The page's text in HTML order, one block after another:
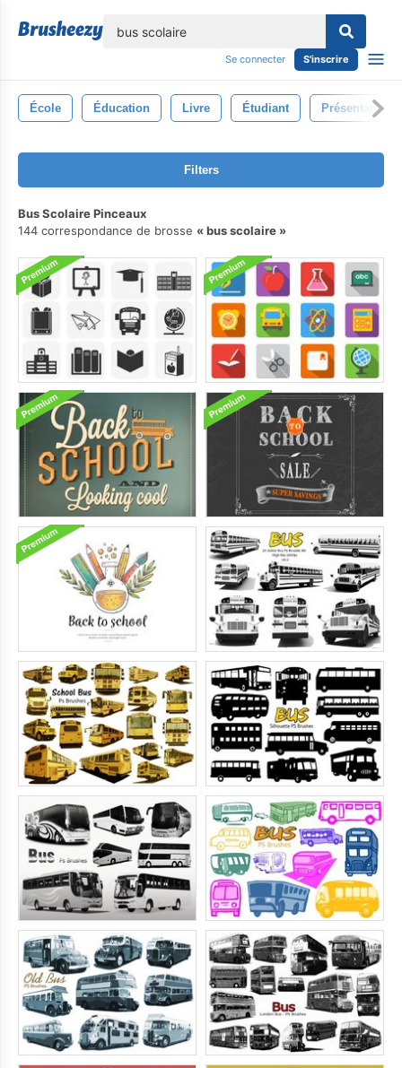
Se connecter S'inscrire
École Éducation Livre Étudiant Présentation
Filters
Bus Scolaire Pinceaux
144 correspondance de brosse
bus scolaire